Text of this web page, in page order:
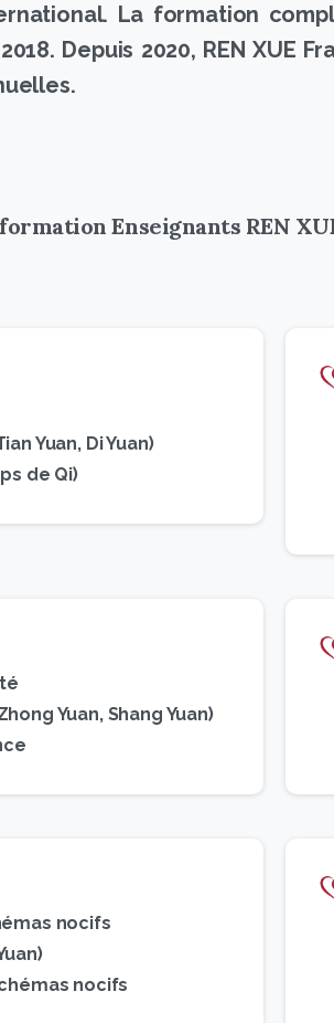
La formation
Depuis 2020, REN XUE
Enseignants REN
Yuan, Di Yuan)
de Qi)
Yuan, Shang Yuan)
nocifs
nocifs